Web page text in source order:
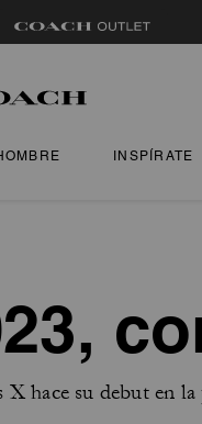
INSPÍRATE
hace su debut en